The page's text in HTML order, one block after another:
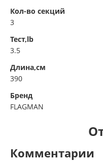
Кол-во секций
3
Тест,lb
3.5
Длина,см
390
Бренд
FLAGMAN
Комментарии